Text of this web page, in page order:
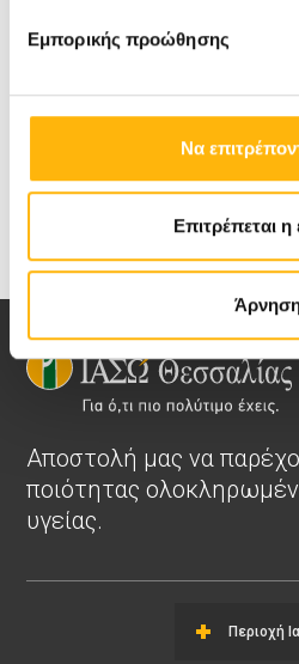
Εμπορικής προώθησης
Να
Επιτρέπεται η
χώρο, τοΟυροδυναμικό
ασθενή.
Αποστολή μας να
ποιότητας
υγείας.
Περιοχή